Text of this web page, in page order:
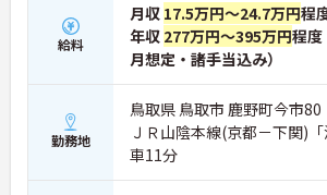
給料
月収 17.5万円～24.7万円程
年収 277万円～395万円程
月想定・諸手当込み）
勤務地
鳥取県 鳥取市 鹿野町今市80
ＪＲ山陰本線(京都－下関)
車11分